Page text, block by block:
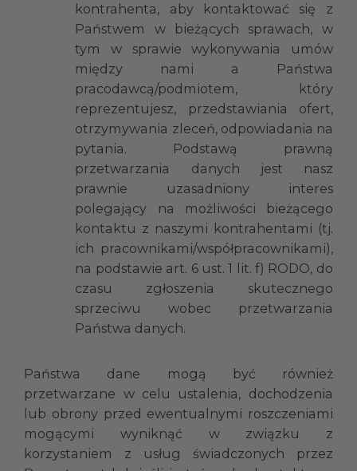
kontrahenta, aby kontaktować się z
Państwem w bieżących sprawach, w
tym w sprawie wykonywania umów
między nami a Państwa
pracodawcą/podmiotem, który
reprezentujesz, przedstawiania ofert,
otrzymywania zleceń, odpowiadania na
pytania. Podstawą prawną
przetwarzania danych jest nasz
prawnie uzasadniony interes
polegający na możliwości bieżącego
kontaktu z naszymi kontrahentami (tj.
ich pracownikami/współpracownikami),
na podstawie art. 6 ust. 1 lit. f) RODO, do
czasu zgłoszenia skutecznego
sprzeciwu wobec przetwarzania
Państwa danych.
Państwa dane mogą być również
przetwarzane w celu ustalenia, dochodzenia
lub obrony przed ewentualnymi roszczeniami
mogącymi wyniknąć w związku z
korzystaniem z usług świadczonych przez